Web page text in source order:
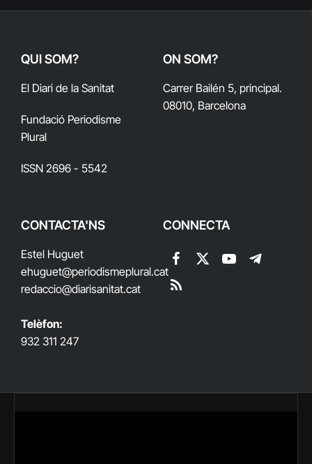
QUI SOM?
El Diari de la Sanitat
Fundació Periodisme
Plural
ISSN 2696 - 5542
ON SOM?
Carrer Bailén 5, principal.
08010, Barcelona
CONTACTA'NS
Estel Huguet
ehuguet@periodismeplural.cat
redaccio@diarisanitat.cat
Telèfon:
932 311 247
CONNECTA
Facebook
X
YouTubeTelegram
RSS